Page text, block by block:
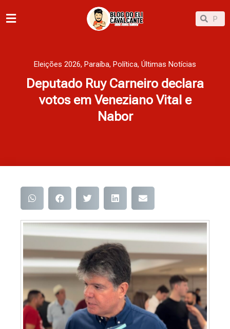
para
Pesquisar
Eleições 2026, Paraíba, Política, Últimas Notícias
Deputado Ruy Carneiro declara
votos em Veneziano Vital e
Nabor